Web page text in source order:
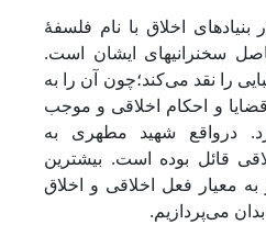
اخلاق با نام فلسفۀ
سخنرانی‏های ایشان است.
را نقد می‌کند؛چون آن را به
و احکام اخلاقی و موجب
درواقع شهید مطهری به
قائل بوده است. بیشترین
معیار فعل اخلاقی و اخلاق
می‌پردازیم.